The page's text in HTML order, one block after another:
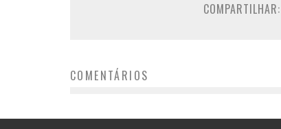
COMPARTILHAR:
COMENTÁRIOS